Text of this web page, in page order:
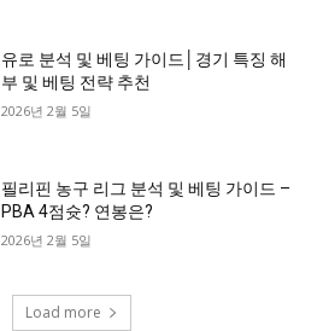
유로 분석 및 베팅 가이드│경기 특징 해
부 및 베팅 전략 추천
2026년 2월 5일
필리핀 농구 리그 분석 및 베팅 가이드 –
PBA 4점슛? 연봉은?
2026년 2월 5일
Load more